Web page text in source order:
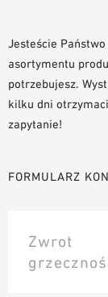
BIBLIOTEKA BIM/
WIDEO
ZAMÓWIENIE PRÓBKI
Jesteście
asortymentu
potrzebujesz.
kilku dni
zapytanie!
FORMULARZ